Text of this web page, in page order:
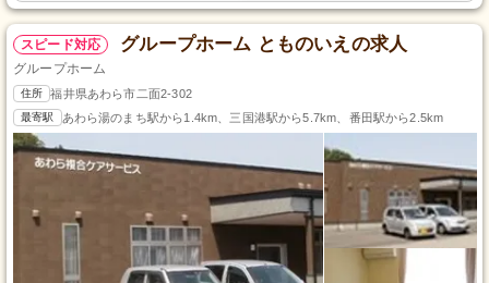
スピード対応 グループホーム とものいえの求人
グループホーム
住所 福井県あわら市二面2-302
最寄駅 あわら湯のまち駅から1.4km、三国港駅から5.7km、番田駅から2.5km